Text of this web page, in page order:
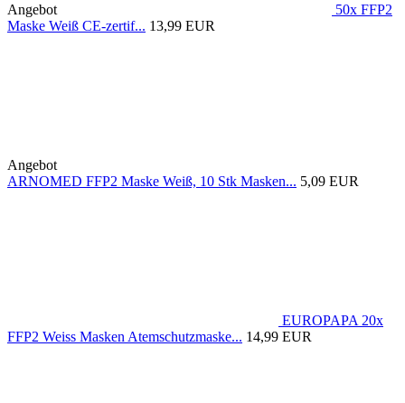
Angebot
50x FFP2
Maske Weiß CE-zertif... 13,99 EUR
Angebot
ARNOMED FFP2 Maske Weiß, 10 Stk Masken... 5,09 EUR
EUROPAPA 20x
FFP2 Weiss Masken Atemschutzmaske... 14,99 EUR